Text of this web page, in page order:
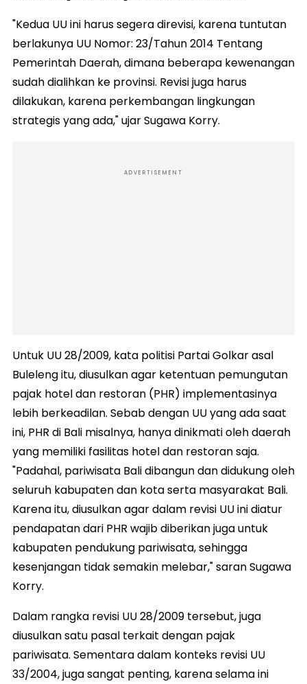
"Kedua UU ini harus segera direvisi, karena tuntutan
berlakunya UU Nomor: 23/Tahun 2014 Tentang
Pemerintah Daerah, dimana beberapa kewenangan
sudah dialihkan ke provinsi. Revisi juga harus
dilakukan, karena perkembangan lingkungan
strategis yang ada," ujar Sugawa Korry.
ADVERTISEMENT
Untuk UU 28/2009, kata politisi Partai Golkar asal
Buleleng itu, diusulkan agar ketentuan pemungutan
pajak hotel dan restoran (PHR) implementasinya
lebih berkeadilan. Sebab dengan UU yang ada saat
ini, PHR di Bali misalnya, hanya dinikmati oleh daerah
yang memiliki fasilitas hotel dan restoran saja.
"Padahal, pariwisata Bali dibangun dan didukung oleh
seluruh kabupaten dan kota serta masyarakat Bali.
Karena itu, diusulkan agar dalam revisi UU ini diatur
pendapatan dari PHR wajib diberikan juga untuk
kabupaten pendukung pariwisata, sehingga
kesenjangan tidak semakin melebar," saran Sugawa
Korry.
Dalam rangka revisi UU 28/2009 tersebut, juga
diusulkan satu pasal terkait dengan pajak
pariwisata. Sementara dalam konteks revisi UU
33/2004, juga sangat penting, karena selama ini